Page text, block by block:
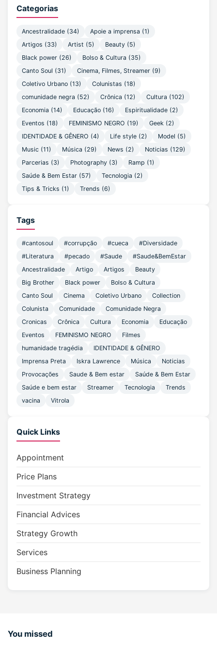
Categorias
Ancestralidade (34) Apoie a imprensa (1)
Artigos (33) Artist (5) Beauty (5)
Black power (26) Bolso & Cultura (35)
Canto Soul (31) Cinema, Filmes, Streamer (9)
Coletivo Urbano (13) Colunistas (18)
comunidade negra (52) Crônica (12) Cultura (102)
Economia (14) Educação (16) Espiritualidade (2)
Eventos (18) FEMINISMO NEGRO (19) Geek (2)
IDENTIDADE & GÊNERO (4) Life style (2) Model (5)
Music (11) Música (29) News (2) Noticias (129)
Parcerias (3) Photography (3) Ramp (1)
Saúde & Bem Estar (57) Tecnologia (2)
Tips & Tricks (1) Trends (6)
Tags
#cantosoul #corrupção #cueca
#Diversidade
#Literatura
#pecado #Saude
#Saude&BemEstar
Ancestralidade
Artigo Artigos
Beauty
Big Brother
Black power
Bolso & Cultura
Canto Soul
Cinema Coletivo Urbano
Collection
Colunista
Comunidade
Comunidade Negra
Cronicas
Crônica Cultura Economia
Educação
Eventos
FEMINISMO NEGRO
Filmes
humanidade tragédia
IDENTIDADE & GÊNERO
Imprensa Preta
Iskra Lawrence Música
Noticias
Provocações
Saude & Bem estar
Saúde & Bem Estar
Saúde e bem estar
Streamer Tecnologia
Trends
vacina
Vitrola
Quick Links
Appointment
Price Plans
Investment Strategy
Financial Advices
Strategy Growth
Services
Business Planning
You missed